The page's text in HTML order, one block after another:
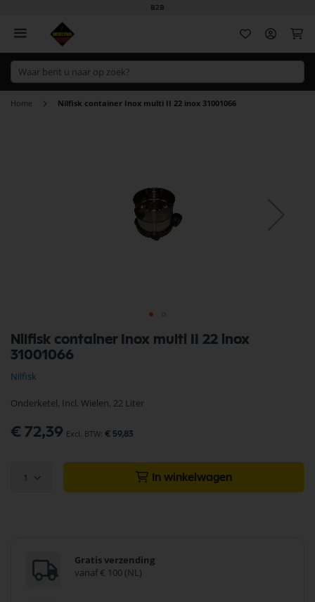
B2B
Home Nilfisk container Inox multi II 22 inox 31001066
Nilfisk container Inox multi II 22 inox
31001066
Nilfisk
Onderketel, Incl. Wielen, 22 Liter
€ 72,39 € 59,83
1 In winkelwagen
Gratis verzending
vanaf € 100 (NL)
naar
het
van
afbeeldingen-